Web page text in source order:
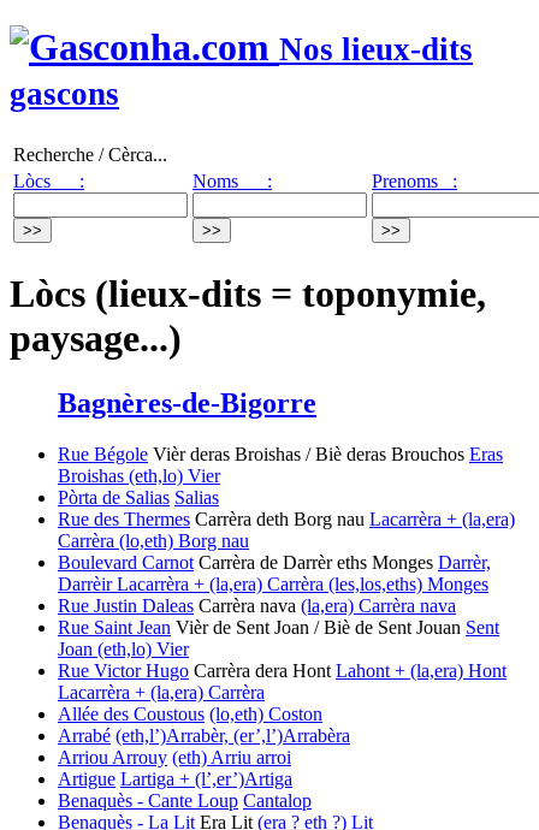
Nos lieux-dits
gascons
Recherche / Cèrca...
Lòcs :
Noms : Prenoms :
Lòcs (lieux-dits = toponymie,
paysage...)
Bagnères-de-Bigorre
Rue Bégole Vièr deras Broishas / Biè deras Brouchos Eras
Broishas (eth,lo) Vier
Pòrta de Salias Salias
Rue des Thermes Carrèra deth Borg nau Lacarrèra + (la,era)
Carrèra (lo,eth) Borg nau
Boulevard Carnot Carrèra de Darrèr eths Monges Darrèr,
Darrèir Lacarrèra + (la,era) Carrèra (les,los,eths) Monges
Rue Justin Daleas Carrèra nava (la,era) Carrèra nava
Rue Saint Jean Vièr de Sent Joan / Biè de Sent Jouan Sent
Joan (eth,lo) Vier
Rue Victor Hugo Carrèra dera Hont Lahont + (la,era) Hont
Lacarrèra + (la,era) Carrèra
Allée des Coustous (lo,eth) Coston
Arrabé (eth,l’)Arrabèr, (er’,l’)Arrabèra
Arriou Arrouy (eth) Arriu arroi
Artigue Lartiga + (l’,er’)Artiga
Benaquès - Cante Loup Cantalop
Benaquès - La Lit Era Lit (era ? eth ?) Lit